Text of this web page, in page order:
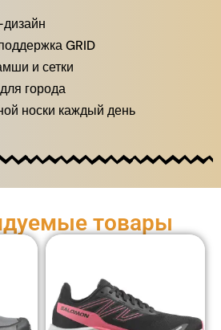
GRID
и сетки
города
носки каждый день
товары